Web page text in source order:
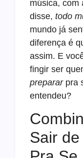
música, com
disse, todo
mundo já
diferença é
assim. E
fingir ser
prepararpra
entendeu?
Sair